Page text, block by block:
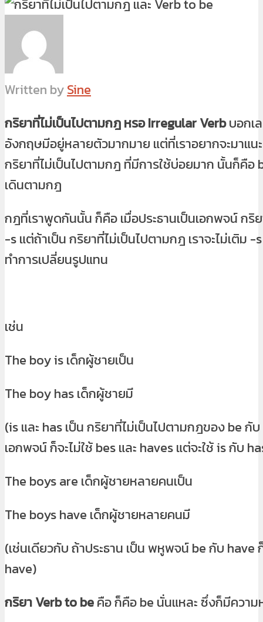
Written bySine
กริยาที่ไม่เป็นไปตามกฎ หรอ Irregular Verbบอกเ
อังกฤษมีอยู่หลายตัวมากมาย แต่ที่เราอยากจะมาแน
กริยาที่ไม่เป็นไปตามกฎ ที่มีการใช้บ่อยมาก นั้นก็คือ
เดินตามกฎ
กฎที่เราพูดกันนั้น ก็คือ เมื่อประธานเป็นเอกพจน์ กริ
-s แต่ถ้าเป็น กริยาที่ไม่เป็นไปตามกฎ เราจะไม่เติม -
ทำการเปลี่ยนรูปแทน
เช่น
The boy is เด็กผู้ชายเป็น
The boy has เด็กผู้ชายมี
(is และ has เป็น กริยาที่ไม่เป็นไปตามกฎของ be กั
เอกพจน์ ก็จะไม่ใช้ bes และ haves แต่จะใช้ is กับ
The boys are เด็กผู้ชายหลายคนเป็น
The boys have เด็กผู้ชายหลายคนมี
(เช่นเดียวกับ ถ้าประธาน เป็น พหูพจน์ be กับ have
have)
กริยา Verb to beคือ ก็คือ be นั่นแหละ ซึ่งก็มีความ